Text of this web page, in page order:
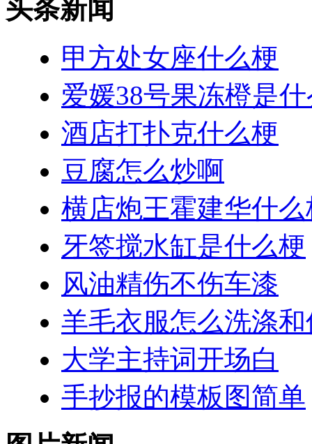
头条新闻
甲方处女座什么梗
爱媛38号果冻橙是
酒店打扑克什么梗
豆腐怎么炒啊
横店炮王霍建华什么
牙签搅水缸是什么梗
风油精伤不伤车漆
羊毛衣服怎么洗涤
大学主持词开场白
手抄报的模板图简单